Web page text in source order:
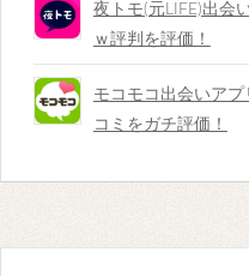
夜トモ(元LIFE)出会
ｗ評判を評価！
モコモコ出会いア
コミをガチ評価！